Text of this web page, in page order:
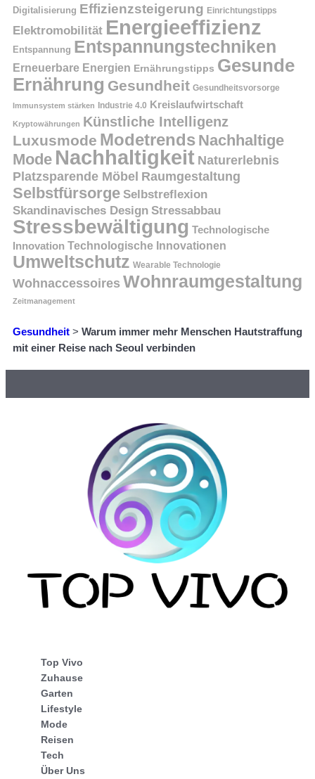
Digitalisierung Effizienzsteigerung Einrichtungstipps
Elektromobilität Energieeffizienz
Entspannung Entspannungstechniken
Erneuerbare Energien Ernährungstipps Gesunde
Ernährung Gesundheit Gesundheitsvorsorge
Immunsystem stärken Industrie 4.0 Kreislaufwirtschaft
Kryptowährungen Künstliche Intelligenz
Luxusmode Modetrends Nachhaltige
Mode Nachhaltigkeit Naturerlebnis
Platzsparende Möbel Raumgestaltung
Selbstfürsorge Selbstreflexion
Skandinavisches Design Stressabbau
Stressbewältigung Technologische
Innovation Technologische Innovationen
Umweltschutz Wearable Technologie
Wohnaccessoires Wohnraumgestaltung
Zeitmanagement
Gesundheit > Warum immer mehr Menschen Hautstraffung
mit einer Reise nach Seoul verbinden
Top Vivo
Zuhause
Garten
Lifestyle
Mode
Reisen
Tech
Über Uns